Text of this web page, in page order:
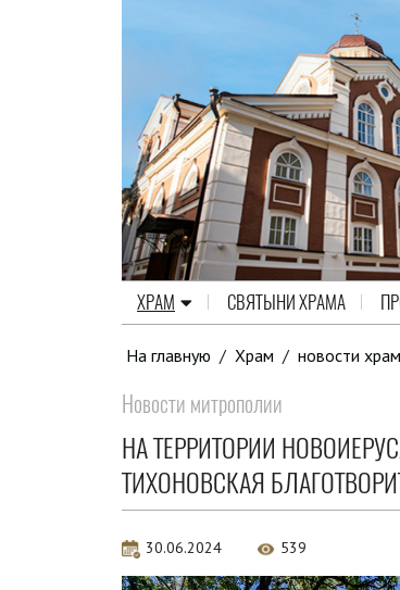
ХРАМ СВЯТЫНИ ХРАМА
На главную / Храм / новости
Новости митрополии
НА ТЕРРИТОРИИ
ТИХОНОВСКАЯ
30.06.2024 539